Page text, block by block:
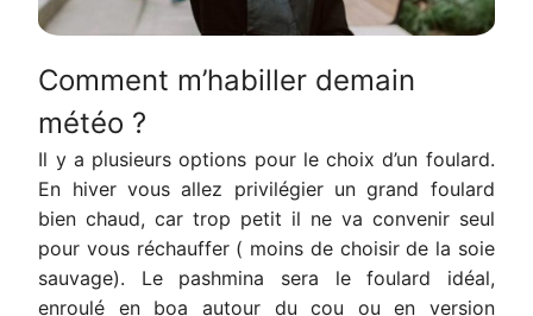
Comment m’habiller demain
météo ?
Il y a plusieurs options pour le choix d’un foulard.
En hiver vous allez privilégier un grand foulard
bien chaud, car trop petit il ne va convenir seul
pour vous réchauffer ( moins de choisir de la soie
sauvage). Le pashmina sera le foulard idéal,
enroulé en boa autour du cou ou en version